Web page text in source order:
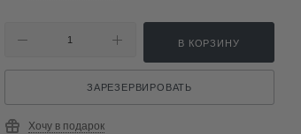
В КОРЗИНУ
ЗАРЕЗЕРВИРОВАТЬ
Хочу в подарок